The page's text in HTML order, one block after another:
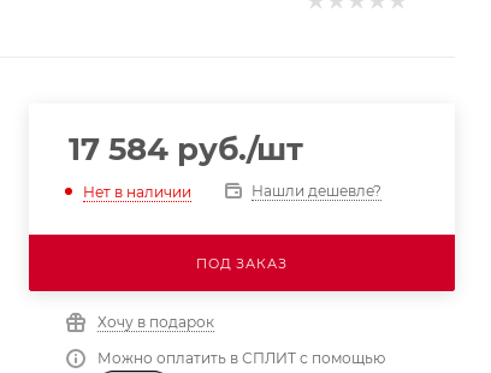
17 584руб./шт
Нет в наличии Нашли дешевле?
ПОД ЗАКАЗ
Хочу в подарок
Можно оплатить в СПЛИТ с помощью